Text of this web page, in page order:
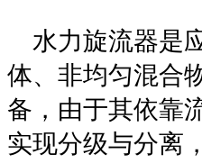
水力旋流器是
体、非均匀混合
备，由于其依靠
实现分级与分离